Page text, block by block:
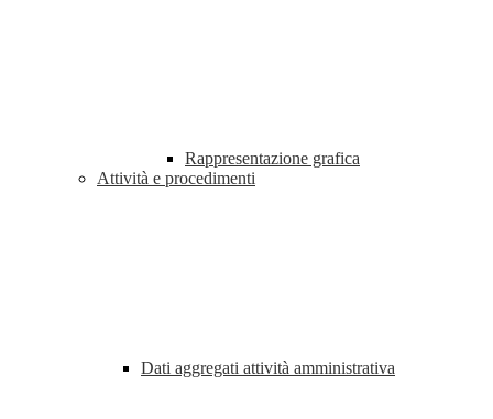
Rappresentazione grafica
Attività e procedimenti
Dati aggregati attività amministrativa